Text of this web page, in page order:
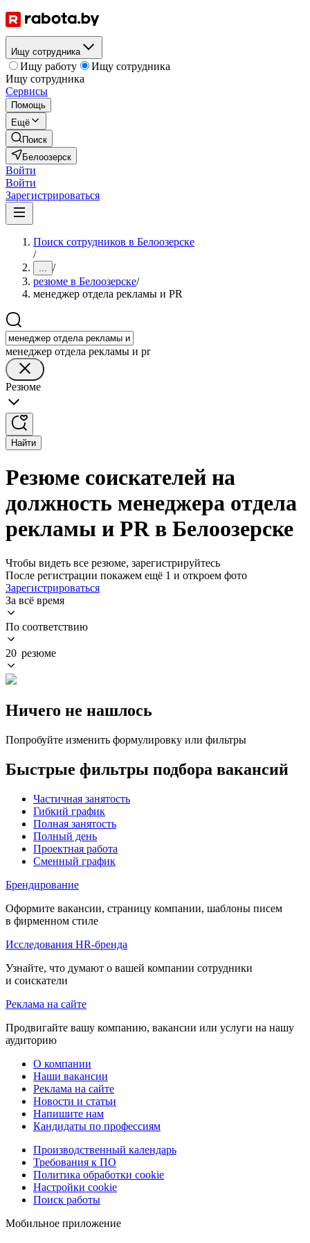
Ищу сотрудника
Ищу работу
Ищу сотрудника
Ищу сотрудника
Сервисы
Помощь
Ещё
Поиск
Белоозерск
Войти
Войти
Зарегистрироваться
Поиск сотрудников в Белоозерске
/
... /
резюме в Белоозерске/
менеджер отдела рекламы и PR
менеджер отдела рекламы и pr
Резюме
Найти
Резюме соискателей на
должность менеджера отдела
рекламы и PR в Белоозерске
Чтобы видеть все резюме, зарегистрируйтесь
После регистрации покажем ещё 1 и откроем фото
Зарегистрироваться
За всё время
По соответствию
20 резюме
Ничего не нашлось
Попробуйте изменить формулировку или фильтры
Быстрые фильтры подбора вакансий
Частичная занятость
Гибкий график
Полная занятость
Полный день
Проектная работа
Сменный график
Брендирование
Оформите вакансии, страницу компании, шаблоны писем
в фирменном стиле
Исследования HR-бренда
Узнайте, что думают о вашей компании сотрудники
и соискатели
Реклама на сайте
Продвигайте вашу компанию, вакансии или услуги на нашу
аудиторию
О компании
Наши вакансии
Реклама на сайте
Новости и статьи
Напишите нам
Кандидаты по профессиям
Производственный календарь
Требования к ПО
Политика обработки cookie
Настройки cookie
Поиск работы
Мобильное приложение